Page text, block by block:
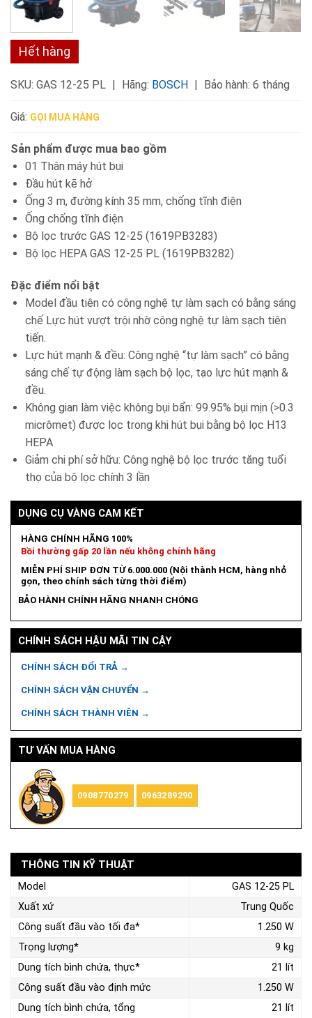
Hết hàng
SKU: GAS 12-25 PL Hãng: BOSCH Bảo hành: 6 tháng
Giá: GỌI MUA HÀNG
Sản phẩm được mua bao gồm
01 Thân máy hút bụi
Đầu hút kẽ hở
Ống 3 m, đường kính 35 mm, chống tĩnh điện
Ống chống tĩnh điện
Bộ lọc trước GAS 12-25 (1619PB3283)
Bộ lọc HEPA GAS 12-25 PL (1619PB3282)
Đặc điểm nổi bật
Model đầu tiên có công nghệ tự làm sạch có bằng sáng
chế Lực hút vượt trội nhờ công nghệ tự làm sạch tiên
tiến.
Lực hút mạnh & đều: Công nghệ “tự làm sạch” có bằng
sáng chế tự động làm sạch bộ lọc, tạo lực hút mạnh &
đều.
Không gian làm việc không bụi bẩn: 99.95% bụi mịn (>0.3
micrômet) được lọc trong khi hút bụi bằng bộ lọc H13
HEPA
Giảm chi phí sở hữu: Công nghệ bộ lọc trước tăng tuổi
thọ của bộ lọc chính 3 lần
DỤNG CỤ VÀNG CAM KẾT
HÀNG CHÍNH HÃNG 100%
Bồi thường gấp 20 lần nếu không chính hãng
MIỄN PHÍ SHIP ĐƠN TỪ 6.000.000 (Nội thành HCM, hàng nhỏ
gọn, theo chính sách từng thời điểm)
BẢO HÀNH CHÍNH HÃNG NHANH CHÓNG
CHÍNH SÁCH HẬU MÃI TIN CẬY
CHÍNH SÁCH ĐỔI TRẢ →
CHÍNH SÁCH VẬN CHUYỂN →
CHÍNH SÁCH THÀNH VIÊN →
TƯ VẤN MUA HÀNG
0908770279 0963289290
THÔNG TIN KỸ THUẬT
Model
GAS 12-25 PL
Xuất xứ
Trung Quốc
Công suất đầu vào tối đa*
1.250 W
Trọng lượng*
9 kg
Dung tích bình chứa, thực*
21 lít
Công suất đầu vào định mức
1.250 W
Dung tích bình chứa, tổng
21 lít